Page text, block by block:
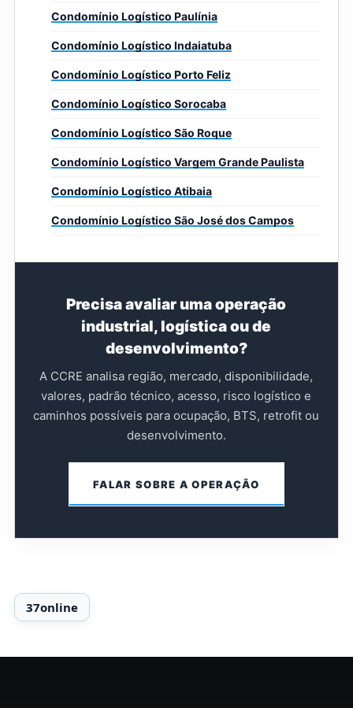
Condomínio Logístico Paulínia
Condomínio Logístico Indaiatuba
Condomínio Logístico Porto Feliz
Condomínio Logístico Sorocaba
Condomínio Logístico São Roque
Condomínio Logístico Vargem Grande Paulista
Condomínio Logístico Atibaia
Condomínio Logístico São José dos Campos
Precisa avaliar uma operação
industrial, logística ou de
desenvolvimento?
A CCRE analisa região, mercado, disponibilidade,
valores, padrão técnico, acesso, risco logístico e
caminhos possíveis para ocupação, BTS, retrofit ou
desenvolvimento.
FALAR SOBRE A OPERAÇÃO